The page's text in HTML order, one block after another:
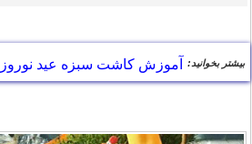
بیشتر بخوانید: آموزش کاشت سبزه عيد نوروز